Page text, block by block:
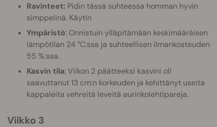
Ravinteet: Pidin tässä suhteessa homman hyvin
simppelinä. Käytin
Ympäristö: Onnistuin ylläpitämään keskimääräisen
lämpötilan 24 °C:ssa ja suhteellisen ilmankosteuden
55 %:ssa.
Kasvin tila: Viikon 2 päätteeksi kasvini oli
saavuttanut 13 cm:n korkeuden ja kehittänyt useita
kappaleita vehreitä leveitä aurinkolehtipareja.
Viikko 3